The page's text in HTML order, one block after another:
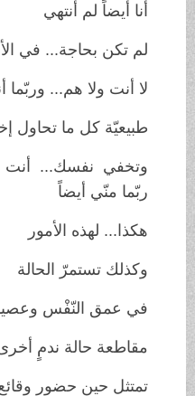
أنا أيضاً لم أنتهي
لم تكن بحاجة... في
لا أنت ولا هم... وربّما أنا
طبيعيّة كل ما تحاول
وتخفي نفسك... أنت
ربّما منّي أيضاً
هكذا... لهذه الأمور
وكذلك تستمرّ الحالة
في عمق النّفْس وعصيان
مقاطعة حالة ندمٍ أخرى
تمتثل حين حضور وقائع